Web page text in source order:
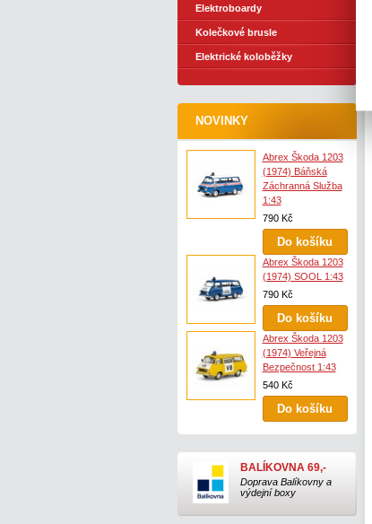
Elektroboardy
Kolečkové brusle
Elektrické koloběžky
NOVINKY
Abrex Škoda 1203
(1974) Báňská
Záchranná Služba
1:43
790 Kč
Abrex Škoda 1203
(1974) SOOL 1:43
790 Kč
Abrex Škoda 1203
(1974) Veřejná
Bezpečnost 1:43
540 Kč
BALÍKOVNA 69,-
Doprava Balíkovny a
výdejní boxy